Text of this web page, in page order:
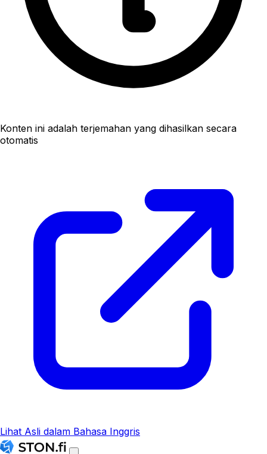
Konten ini adalah terjemahan yang dihasilkan secara
otomatis
Lihat Asli dalam Bahasa Inggris